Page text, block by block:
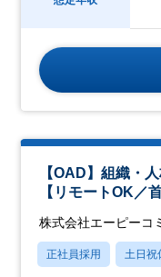
【OAD】組織・
【リモートOK／
株式会社エーピーコ
正社員採用 土日祝